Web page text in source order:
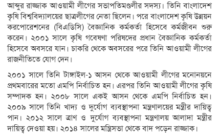
আব্দুর রাজ্জাক আওয়ামী লীগের সভাপতিমণ্ডলীর সদস্য। তিনি বাংলাদেশ
কৃষি বিশ্ববিদ্যালয়ের ছাত্রলীগের নেতা ছিলেন। পরে বাংলাদেশ কৃষি উন্নয়ন
করপোরেশনের (বিএডিসি) বৈজ্ঞানিক কর্মকর্তা হিসেবে কর্মজীবন শুরু
করেন। ২০০১ সালে কৃষি গবেষণা পরিষদের প্রধান বৈজ্ঞানিক কর্মকর্তা
হিসেবে অবসরে যান। চাকরি থেকে অবসরের পরে তিনি আওয়ামী লীগের
রাজনীতিতে যোগ দেন।
২০০১ সালে তিনি টাঙ্গাইল-১ আসন থেকে আওয়ামী লীগের মনোনয়নে
প্রথমবারের মতো এমপি নির্বাচিত হন। এরপর তিনি আওয়ামী লীগের কৃষি
সম্পাদক হন। ২০০৮ সালে একই আসন থেকে এমপি নির্বাচিত হন।
২০০৯ সালে তিনি খাদ্য ও দুর্যোগ ব্যবস্থাপনা মন্ত্রণালয়ের মন্ত্রীর দায়িত্ব
পান। ২০১২ সালে ত্রাণ ও দুর্যোগ ব্যবস্থাপনা মন্ত্রণালয় আলাদা মন্ত্রীর
দায়িত্ব দেওয়া হয়। ২০১৪ সালের মন্ত্রিসভা থেকে বাদ পড়েন রাজ্জাক।